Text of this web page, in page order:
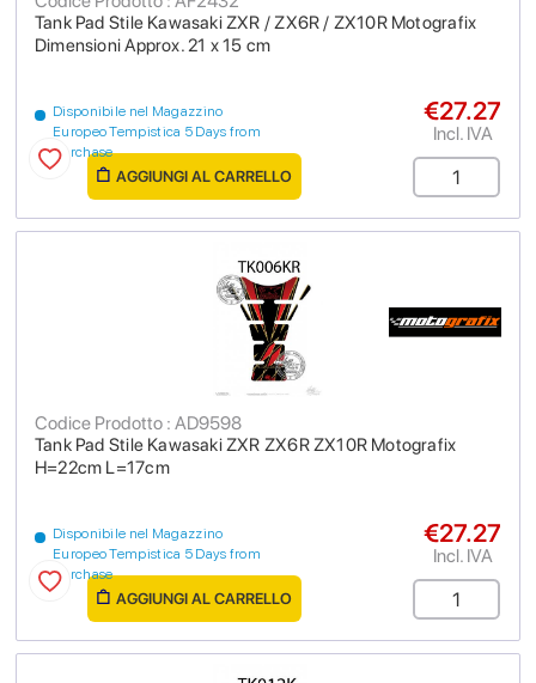
Tank Pad Stile Kawasaki ZXR / ZX6R / ZX10R Motografix
Dimensioni Approx. 21 x 15 cm
Disponibile nel Magazzino
Europeo Tempistica 5 Days from
purchase
€27.27
Incl. IVA
AGGIUNGI AL CARRELLO
Tank Pad Stile Kawasaki ZXR ZX6R ZX10R Motografix
H=22cm L=17cm
Codice Prodotto : AD9598
Disponibile nel Magazzino
Europeo Tempistica 5 Days from
purchase
€27.27
Incl. IVA
AGGIUNGI AL CARRELLO